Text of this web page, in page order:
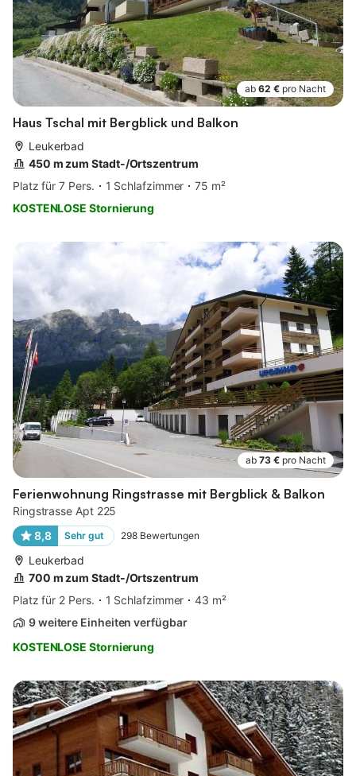
ab 62 € pro Nacht
Haus Tschal mit Bergblick und Balkon
Leukerbad
450 m zum Stadt-/Ortszentrum
Platz für 7 Pers.
1 Schlafzimmer
75 m²
KOSTENLOSE Stornierung
ab 73 € pro Nacht
Ferienwohnung Ringstrasse mit Bergblick & Balkon
Ringstrasse Apt 225
8,8
Sehr gut 298 Bewertungen
Leukerbad
700 m zum Stadt-/Ortszentrum
Platz für 2 Pers.
1 Schlafzimmer
43 m²
9 weitere Einheiten verfügbar
KOSTENLOSE Stornierung